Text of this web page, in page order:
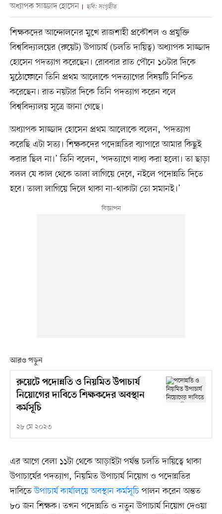
অধ্যাপক সাজ্জাদ হোসেন ছবি: সংগৃহীত
শিক্ষকদের আন্দোলনের মুখে রাজশাহী প্রকৌশল ও প্রযুক্তি
বিশ্ববিদ্যালয়ের (রুয়েট) উপাচার্য (চলতি দায়িত্ব) অধ্যাপক সাজ্জাদ
হোসেন পদত্যাগ করেছেন। রোববার রাত পৌনে ১০টার দিকে
মুঠোফোনে তিনি প্রথম আলোকে পদত্যাগের বিষয়টি নিশ্চিত
করেছেন। রাত নয়টার দিকে তিনি পদত্যাগ করেন বলে
বিশ্ববিদ্যালয় সূত্রে জানা গেছে।
অধ্যাপক সাজ্জাদ হোসেন প্রথম আলোকে বলেন, ‘পদত্যাগ
করেছি এটা সত্য। শিক্ষকদের পদোন্নতির ব্যাপারে আমার কিছুই
করার ছিল না।’ তিনি বলেন, ‘পদত্যাগে বাধ্য করা হলো। তা ছাড়া
বলল যে কাল থেকে তালা লাগিয়ে দেবে, নইলে পদোন্নতি দিতে
হবে। তালা লাগিয়ে দিলে থাকা না–থাকাটা তো সমানই।’
আরও পড়ুন
রুয়েটে পদোন্নতি ও নিয়মিত উপাচার্য
নিয়োগের দাবিতে শিক্ষকদের অবস্থান
কর্মসূচি
২৮ মে ২০২৩
এর আগে বেলা ১১টা থেকে আড়াইটা পর্যন্ত চলতি দায়িত্বে থাকা
উপাচার্যের পদত্যাগ, নিয়মিত উপাচার্য নিয়োগ ও পদোন্নতির
দাবিতেউপাচার্য কার্যালয়ে অবস্থান কর্মসূচিপালন করেন অন্তত
৮০ জন শিক্ষক। তখন পদোন্নতি ও নতুন উপাচার্য নিয়োগ দেওয়া